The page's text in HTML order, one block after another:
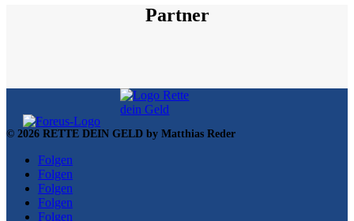
Partner
© 2026 RETTE DEIN GELD by Matthias Reder
Folgen
Folgen
Folgen
Folgen
Folgen